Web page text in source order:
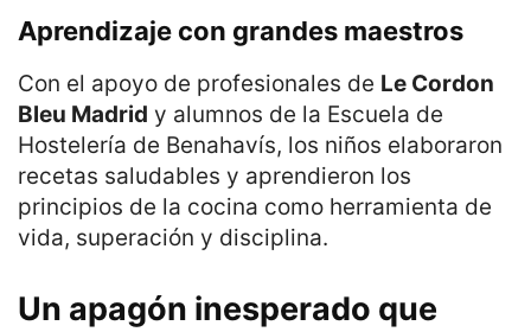
Aprendizaje con grandes maestros
Con el apoyo de profesionales de Le Cordon
Bleu Madrid y alumnos de la Escuela de
Hostelería de Benahavís, los niños elaboraron
recetas saludables y aprendieron los
principios de la cocina como herramienta de
vida, superación y disciplina.
Un apagón inesperado que